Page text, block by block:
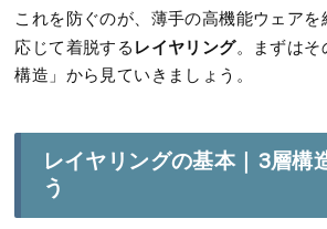
これを防ぐのが、薄手の高機能ウェア
応じて着脱する レイヤリング。まずはそ
構造」から見ていきましょう。
レイヤリングの基本｜3層構
う